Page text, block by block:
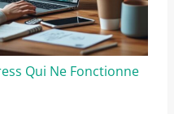
Qui Ne Fonctionne